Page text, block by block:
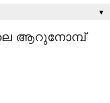
▼
ആറുനോമ്പ്